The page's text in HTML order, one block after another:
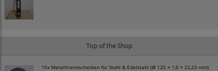
Top of the Shop
10x Metalltrennscheiben für Stahl & Edelstahl (Ø 125 × 1,0 × 22,23 mm)